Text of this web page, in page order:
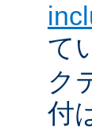
て
ク
付